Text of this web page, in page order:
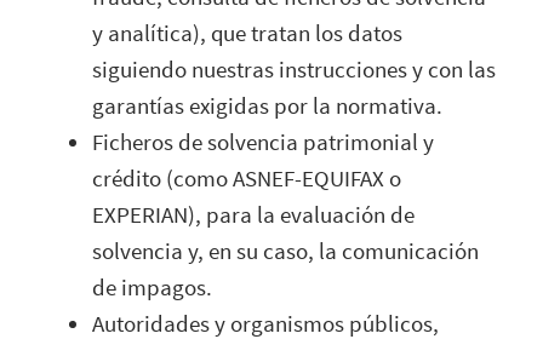
y analítica), que tratan los datos
siguiendo nuestras instrucciones y con las
garantías exigidas por la normativa.
Ficheros de solvencia patrimonial y
crédito (como ASNEF-EQUIFAX o
EXPERIAN), para la evaluación de
solvencia y, en su caso, la comunicación
de impagos.
Autoridades y organismos públicos,